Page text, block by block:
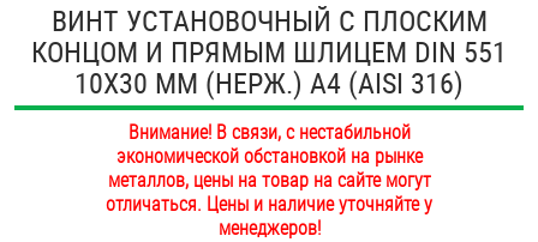
ПОКУПАТЕЛЯМ
ОПЛАТА И ДОСТАВКА
НАШИ МАГАЗИНЫ
Болты и винты
Втулки
ВИНТ УСТАНОВОЧНЫЙ С ПЛОСКИМ
КОНЦОМ И ПРЯМЫМ ШЛИЦЕМ DIN 551
10Х30 ММ (НЕРЖ.) A4 (AISI 316)
Внимание! В связи, с нестабильной
экономической обстановкой на рынке
металлов, цены на товар на сайте могут
отличаться. Цены и наличие уточняйте у
менеджеров!